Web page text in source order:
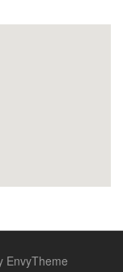
EnvyTheme